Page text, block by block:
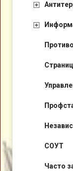
СОУТ
Часто